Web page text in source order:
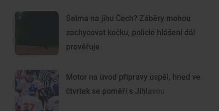
Šelma na jihu Čech? Záběry mohou
zachycovat kočku, policie hlášení dál
prověřuje
Motor na úvod přípravy uspěl, hned ve
čtvrtek se poměří s Jihlavou